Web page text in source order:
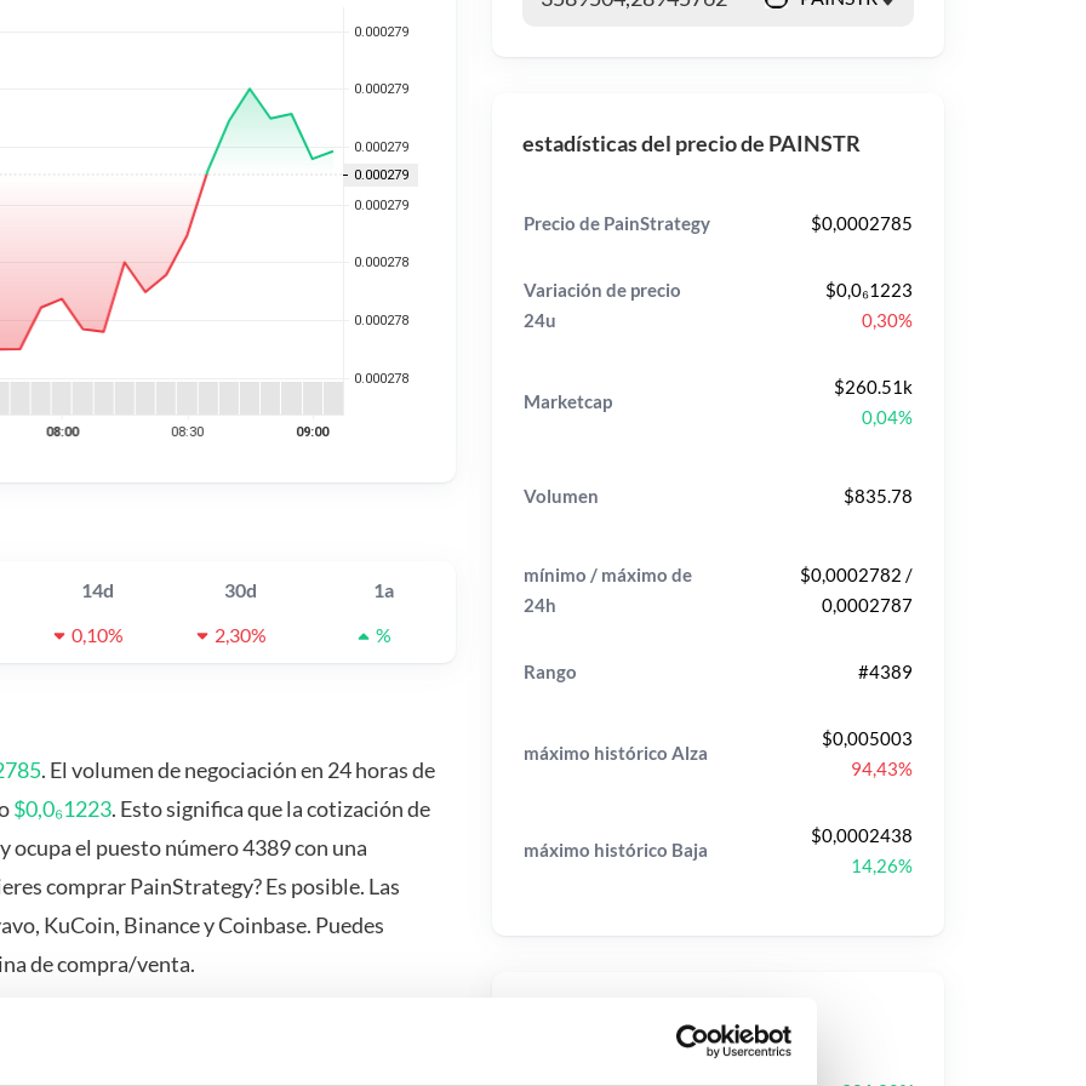
14d 30d
1a
0,10%
2,30% %
. El volumen de negociación en 24 horas de
$0,0₆1223. Esto significa que la cotización de
ocupa el puesto número 4389 con una
comprar PainStrategy? Es posible. Las
KuCoin, Binance y Coinbase. Puedes
de compra/venta.
estadísticas del precio de PAINSTR
Precio de PainStrategy $0,0002785
Variación de precio
24u
$0,0₆1223
0,30%
Marketcap
$260.51k
0,04%
Volumen $835.78
mínimo / máximo de
24h
$0,0002782 /
0,0002787
Rango #4389
máximo histórico Alza
$0,005003
94,43%
máximo histórico Baja
$0,0002438
14,26%
Precios populares